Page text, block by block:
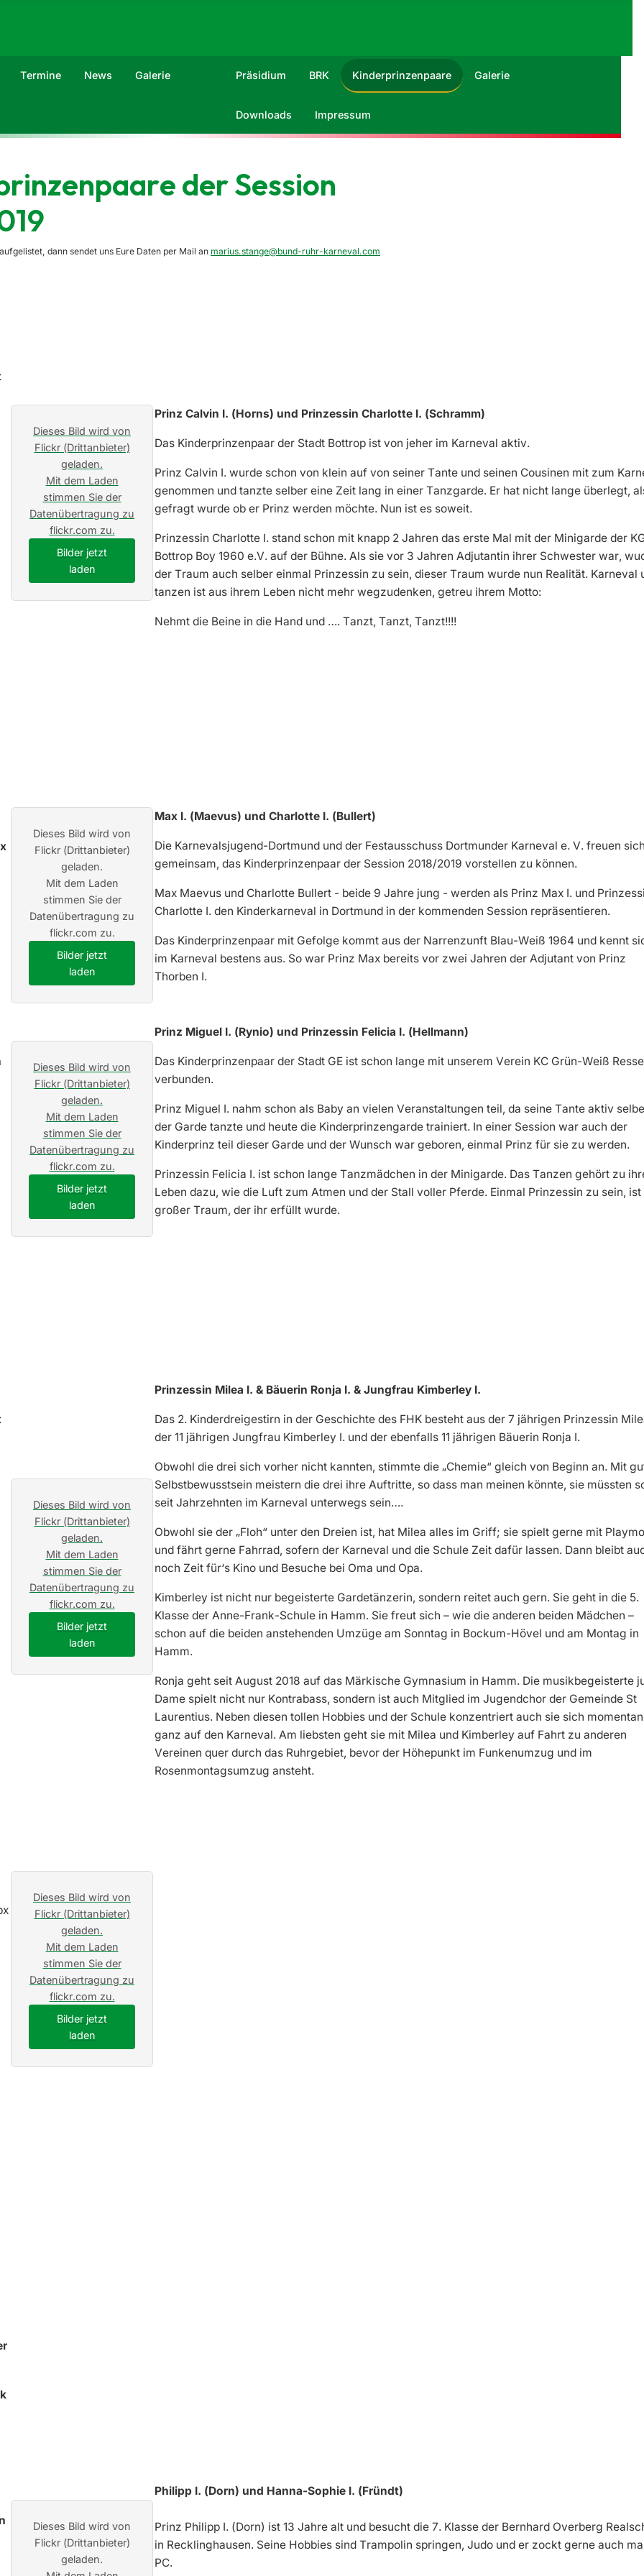
Termine News Galerie Präsidium BRK Kinderprinzenpaare Galerie
Downloads Impressum
der Session
dann sendet uns Eure Daten per Mail an marius.stange@bund-ruhr-karneval.com
Dieses Bild wird von
Flickr (Drittanbieter)
geladen.
Mit dem Laden
stimmen Sie der
Datenübertragung zu
flickr.com zu.
Bilder jetzt
laden
Prinz Calvin I. (Horns) und Prinzessin Charlotte I. (Schramm)
Das Kinderprinzenpaar der Stadt Bottrop ist von jeher im Karneval aktiv.
Prinz Calvin I. wurde schon von klein auf von seiner Tante und seinen Cousinen mit zum
genommen und tanzte selber eine Zeit lang in einer Tanzgarde. Er hat nicht lange überlegt,
gefragt wurde ob er Prinz werden möchte. Nun ist es soweit.
Prinzessin Charlotte I. stand schon mit knapp 2 Jahren das erste Mal mit der Minigarde der
Bottrop Boy 1960 e.V. auf der Bühne. Als sie vor 3 Jahren Adjutantin ihrer Schwester war,
der Traum auch selber einmal Prinzessin zu sein, dieser Traum wurde nun Realität. Karneval
tanzen ist aus ihrem Leben nicht mehr wegzudenken, getreu ihrem Motto:
Nehmt die Beine in die Hand und …. Tanzt, Tanzt, Tanzt!!!!
Dieses Bild wird von
Flickr (Drittanbieter)
geladen.
Mit dem Laden
stimmen Sie der
Datenübertragung zu
flickr.com zu.
Bilder jetzt
laden
Max I. (Maevus) und Charlotte I. (Bullert)
Die Karnevalsjugend-Dortmund und der Festausschuss Dortmunder Karneval e. V. freuen
gemeinsam, das Kinderprinzenpaar der Session 2018/2019 vorstellen zu können.
Max Maevus und Charlotte Bullert - beide 9 Jahre jung - werden als Prinz Max I. und
Charlotte I. den Kinderkarneval in Dortmund in der kommenden Session repräsentieren.
Das Kinderprinzenpaar mit Gefolge kommt aus der Narrenzunft Blau-Weiß 1964 und kennt
im Karneval bestens aus. So war Prinz Max bereits vor zwei Jahren der Adjutant von Prinz
Thorben I.
Dieses Bild wird von
Flickr (Drittanbieter)
geladen.
Mit dem Laden
stimmen Sie der
Datenübertragung zu
flickr.com zu.
Bilder jetzt
laden
Prinz Miguel I. (Rynio) und Prinzessin Felicia I. (Hellmann)
Das Kinderprinzenpaar der Stadt GE ist schon lange mit unserem Verein KC Grün-Weiß Resse
verbunden.
Prinz Miguel I. nahm schon als Baby an vielen Veranstaltungen teil, da seine Tante aktiv
der Garde tanzte und heute die Kinderprinzengarde trainiert. In einer Session war auch der
Kinderprinz teil dieser Garde und der Wunsch war geboren, einmal Prinz für sie zu werden.
Prinzessin Felicia I. ist schon lange Tanzmädchen in der Minigarde. Das Tanzen gehört zu
Leben dazu, wie die Luft zum Atmen und der Stall voller Pferde. Einmal Prinzessin zu sein, ist
großer Traum, der ihr erfüllt wurde.
Dieses Bild wird von
Flickr (Drittanbieter)
geladen.
Mit dem Laden
stimmen Sie der
Datenübertragung zu
flickr.com zu.
Bilder jetzt
laden
Prinzessin Milea I. & Bäuerin Ronja I. & Jungfrau Kimberley I.
Das 2. Kinderdreigestirn in der Geschichte des FHK besteht aus der 7 jährigen Prinzessin
der 11 jährigen Jungfrau Kimberley I. und der ebenfalls 11 jährigen Bäuerin Ronja I.
Obwohl die drei sich vorher nicht kannten, stimmte die „Chemie“ gleich von Beginn an. Mit
Selbstbewusstsein meistern die drei ihre Auftritte, so dass man meinen könnte, sie müssten
seit Jahrzehnten im Karneval unterwegs sein….
Obwohl sie der „Floh“ unter den Dreien ist, hat Milea alles im Griff; sie spielt gerne mit
und fährt gerne Fahrrad, sofern der Karneval und die Schule Zeit dafür lassen. Dann bleibt
noch Zeit für‘s Kino und Besuche bei Oma und Opa.
Kimberley ist nicht nur begeisterte Gardetänzerin, sondern reitet auch gern. Sie geht in die 5.
Klasse der Anne-Frank-Schule in Hamm. Sie freut sich – wie die anderen beiden Mädchen –
schon auf die beiden anstehenden Umzüge am Sonntag in Bockum-Hövel und am Montag in
Hamm.
Ronja geht seit August 2018 auf das Märkische Gymnasium in Hamm. Die musikbegeisterte
Dame spielt nicht nur Kontrabass, sondern ist auch Mitglied im Jugendchor der Gemeinde St
Laurentius. Neben diesen tollen Hobbies und der Schule konzentriert auch sie sich momentan
ganz auf den Karneval. Am liebsten geht sie mit Milea und Kimberley auf Fahrt zu anderen
Vereinen quer durch das Ruhrgebiet, bevor der Höhepunkt im Funkenumzug und im
Rosenmontagsumzug ansteht.
Dieses Bild wird von
Flickr (Drittanbieter)
geladen.
Mit dem Laden
stimmen Sie der
Datenübertragung zu
flickr.com zu.
Bilder jetzt
laden
Dieses Bild wird von
Flickr (Drittanbieter)
geladen.
Philipp I. (Dorn) und Hanna-Sophie I. (Fründt)
Prinz Philipp I. (Dorn) ist 13 Jahre alt und besucht die 7. Klasse der Bernhard Overberg
in Recklinghausen. Seine Hobbies sind Trampolin springen, Judo und er zockt gerne auch
PC.